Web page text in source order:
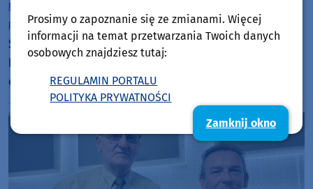
Powiat Chojnicki
poniedziałek, 20 lipca 2026, 14:58
Sześcioro kierujących prowadziło po alkoholu.
Niespokojny weekend na drogach powiatu
chojnickiego
Prosimy o zapoznanie się ze zmianami. Więcej
informacji na temat przetwarzania Twoich danych
osobowych znajdziesz tutaj:
REGULAMIN PORTALU
POLITYKA PRYWATNOŚCI
Zamknij okno